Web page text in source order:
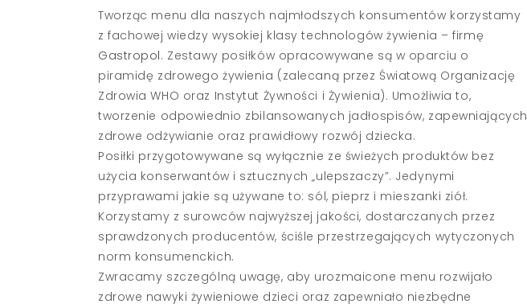
Tworząc menu dla naszych najmłodszych konsumentów korzystamy
z fachowej wiedzy wysokiej klasy technologów żywienia – firmę
Gastropol. Zestawy posiłków opracowywane są w oparciu o
piramidę zdrowego żywienia (zalecaną przez Światową Organizację
Zdrowia WHO oraz Instytut Żywności i Żywienia). Umożliwia to,
tworzenie odpowiednio zbilansowanych jadłospisów, zapewniających
zdrowe odżywianie oraz prawidłowy rozwój dziecka.
Posiłki przygotowywane są wyłącznie ze świeżych produktów bez
użycia konserwantów i sztucznych „ulepszaczy”. Jedynymi
przyprawami jakie są używane to: sól, pieprz i mieszanki ziół.
Korzystamy z surowców najwyższej jakości, dostarczanych przez
sprawdzonych producentów, ściśle przestrzegających wytyczonych
norm konsumenckich.
Zwracamy szczególną uwagę, aby urozmaicone menu rozwijało
zdrowe nawyki żywieniowe dzieci oraz zapewniało niezbędne